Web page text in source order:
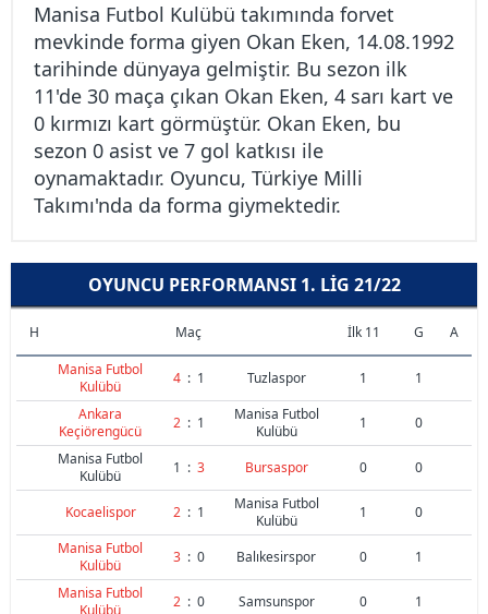
Manisa Futbol Kulübü takımında forvet
mevkinde forma giyen Okan Eken, 14.08.1992
tarihinde dünyaya gelmiştir. Bu sezon ilk
11'de 30 maça çıkan Okan Eken, 4 sarı kart ve
0 kırmızı kart görmüştür. Okan Eken, bu
sezon 0 asist ve 7 gol katkısı ile
oynamaktadır. Oyuncu, Türkiye Milli
Takımı'nda da forma giymektedir.
OYUNCU PERFORMANSI 1. LIG 21/22
H Maç İlk 11 G
A
Manisa Futbol
Kulübü
4 : 1 Tuzlaspor 1
1
Ankara
Keçiörengücü
2 : 1
Manisa Futbol
Kulübü
1
0
Manisa Futbol
Kulübü
1 : 3 Bursaspor 0 0
Kocaelispor 2 : 1
Manisa Futbol
Kulübü
1
0
Manisa Futbol
Kulübü
3 : 0 Balıkesirspor 0
1
Manisa Futbol
Kulübü
2 : 0 Samsunspor 0 1